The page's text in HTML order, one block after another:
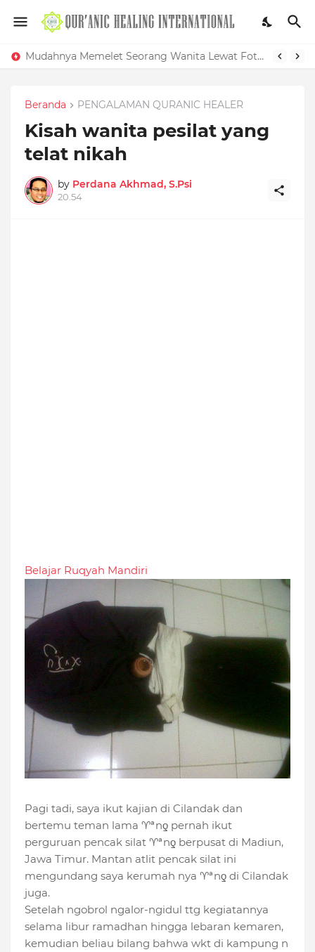
Mudahnya Memelet Seorang Wanita Lewat Foto di Facebook
Beranda PENGALAMAN QURANIC HEALER
Kisah wanita pesilat yang
telat nikah
by Perdana Akhmad, S.Psi
20.54
Belajar Ruqyah Mandiri
Pagi tadi, saya ikut kajian di Cilandak dan
bertemu teman lama ♈ªnƍ pernah ikut
perguruan pencak silat ♈ªnƍ berpusat di Madiun,
Jawa Timur. Mantan atlit pencak silat ini
mengundang saya kerumah nya ♈ªnƍ di Cilandak
juga.
Setelah ngobrol ngalor-ngidul ttg kegiatannya
selama libur ramadhan hingga lebaran kemaren,
kemudian beliau bilang bahwa wkt di kampung n